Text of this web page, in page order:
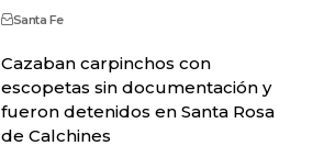
Santa Fe
Cazaban carpinchos con
escopetas sin documentación y
fueron detenidos en Santa Rosa
de Calchines